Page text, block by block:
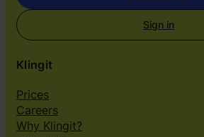
Sign in
Klingit
Prices
Careers
Why Klingit?